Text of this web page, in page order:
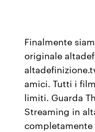
Finalmente
originale
amici. Tutti i
limiti. Guarda
Streaming in
completamente